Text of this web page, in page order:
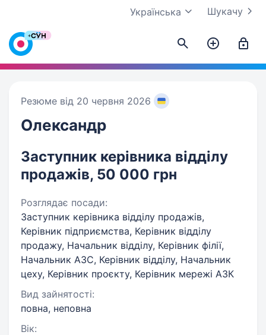
Шукачу
Українська
Резюме від 20 червня 2026
Олександр
Заступник керівника відділу
продажів, 50 000 грн
Розглядає посади:
Заступник керівника відділу продажів,
Керівник підприємства, Керівник відділу
продажу, Начальник відділу, Керівник філії,
Начальник АЗС, Керівник відділу, Начальник
цеху, Керівник проєкту, Керівник мережі АЗК
Вид зайнятості:
повна, неповна
Вік: